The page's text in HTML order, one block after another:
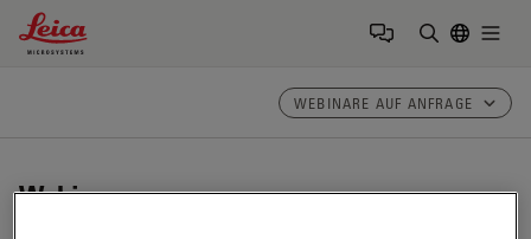
Leica Microsystems Logo
WEBINARE AUF ANFRAGE
Webinare